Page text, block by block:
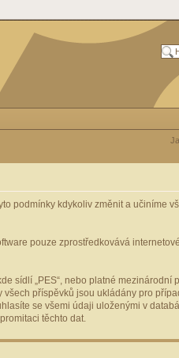
podmínky kdykoliv změnit a učiníme
pouze zprostředkovává
sídlí „PES“, nebo platné mezinárodní
příspěvků jsou ukládány pro
se všemi údaji uloženými v
těchto dat.